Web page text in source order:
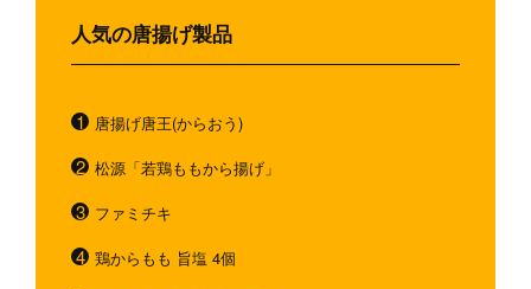
人気の唐揚げ製品
唐揚げ唐王(からおう)
松源「若鶏ももから揚げ」
ファミチキ
鶏からもも 旨塩 4個